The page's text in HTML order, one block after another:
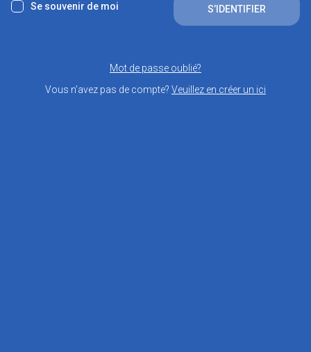
Se souvenir de moi S’IDENTIFIER
Mot de passe oublié?
Vous n’avez pas de compte? Veuillez en créer un ici